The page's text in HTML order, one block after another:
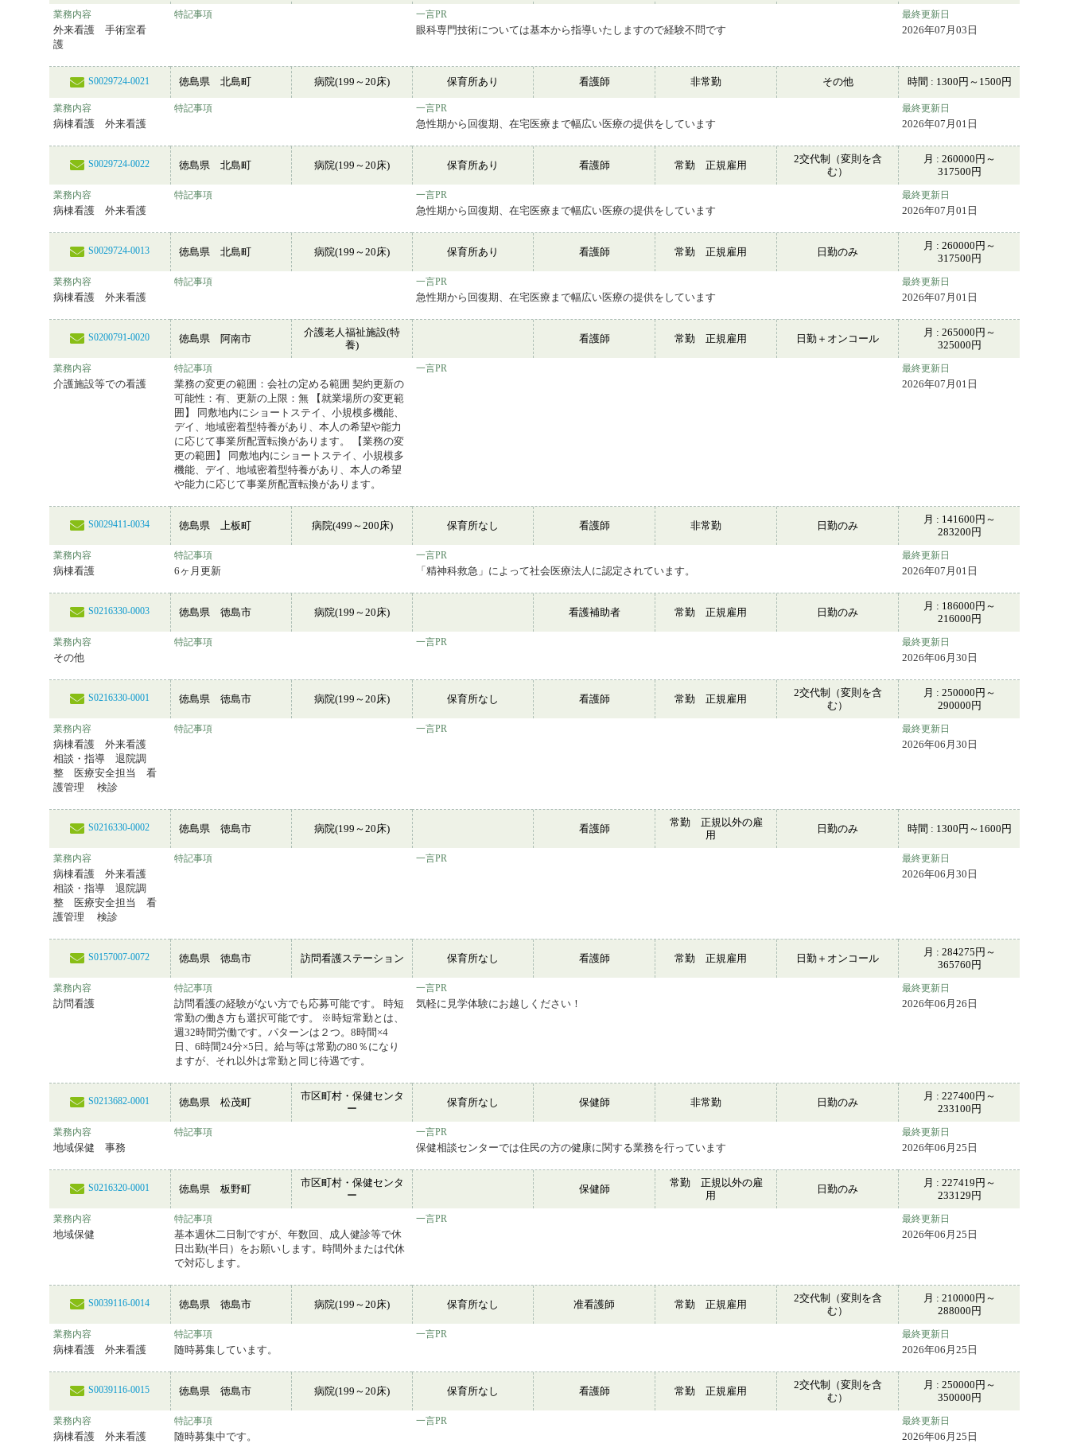
業務内容
外来看護 手術室看
護
特記事項 一言PR
眼科専門技術については基本から指導いたしますので経験不問です
最終更新日
2026年07月03日
S0029724-0021 徳島県 北島町 病院(199～20床) 保育所あり 看護師 非常勤 その他 時間 : 1300円～1500円
業務内容
病棟看護 外来看護
特記事項 一言PR
急性期から回復期、在宅医療まで幅広い医療の提供をしています
最終更新日
2026年07月01日
S0029724-0022 徳島県 北島町 病院(199～20床) 保育所あり 看護師 常勤 正規雇用
2交代制（変則を含
む）
月 : 260000円～
317500円
業務内容
病棟看護 外来看護
特記事項 一言PR
急性期から回復期、在宅医療まで幅広い医療の提供をしています
最終更新日
2026年07月01日
S0029724-0013 徳島県 北島町 病院(199～20床) 保育所あり 看護師 常勤 正規雇用 日勤のみ
月 : 260000円～
317500円
業務内容
病棟看護 外来看護
特記事項 一言PR
急性期から回復期、在宅医療まで幅広い医療の提供をしています
最終更新日
2026年07月01日
S0200791-0020 徳島県 阿南市
介護老人福祉施設(特
養)
看護師 常勤 正規雇用 日勤＋オンコール
月 : 265000円～
325000円
業務内容
介護施設等での看護
特記事項
業務の変更の範囲：会社の定める範囲 契約更新の
可能性：有、更新の上限：無 【就業場所の変更範
囲】 同敷地内にショートステイ、小規模多機能、
デイ、地域密着型特養があり、本人の希望や能力
に応じて事業所配置転換があります。 【業務の変
更の範囲】 同敷地内にショートステイ、小規模多
機能、デイ、地域密着型特養があり、本人の希望
や能力に応じて事業所配置転換があります。
一言PR 最終更新日
2026年07月01日
S0029411-0034 徳島県 上板町 病院(499～200床) 保育所なし 看護師 非常勤 日勤のみ
月 : 141600円～
283200円
業務内容
病棟看護
特記事項
6ヶ月更新
一言PR
「精神科救急」によって社会医療法人に認定されています。
最終更新日
2026年07月01日
S0216330-0003 徳島県 徳島市 病院(199～20床) 看護補助者 常勤 正規雇用 日勤のみ
月 : 186000円～
216000円
業務内容
その他
特記事項 一言PR 最終更新日
2026年06月30日
S0216330-0001 徳島県 徳島市 病院(199～20床) 保育所なし 看護師 常勤 正規雇用
2交代制（変則を含
む）
月 : 250000円～
290000円
業務内容
病棟看護 外来看護
相談・指導 退院調
整 医療安全担当 看
護管理 検診
特記事項 一言PR 最終更新日
2026年06月30日
S0216330-0002 徳島県 徳島市 病院(199～20床) 看護師
常勤 正規以外の雇
用
日勤のみ 時間 : 1300円～1600円
業務内容
病棟看護 外来看護
相談・指導 退院調
整 医療安全担当 看
護管理 検診
特記事項 一言PR 最終更新日
2026年06月30日
S0157007-0072 徳島県 徳島市 訪問看護ステーション 保育所なし 看護師 常勤 正規雇用 日勤＋オンコール
月 : 284275円～
365760円
業務内容
訪問看護
特記事項
訪問看護の経験がない方でも応募可能です。 時短
常勤の働き方も選択可能です。 ※時短常勤とは、
週32時間労働です。パターンは２つ。8時間×4
日、6時間24分×5日。給与等は常勤の80％になり
ますが、それ以外は常勤と同じ待遇です。
一言PR
気軽に見学体験にお越しください！
最終更新日
2026年06月26日
S0213682-0001 徳島県 松茂町
市区町村・保健センタ
ー
保育所なし 保健師 非常勤 日勤のみ
月 : 227400円～
233100円
業務内容
地域保健 事務
特記事項 一言PR
保健相談センターでは住民の方の健康に関する業務を行っています
最終更新日
2026年06月25日
S0216320-0001 徳島県 板野町
市区町村・保健センタ
ー
保健師
常勤 正規以外の雇
用
日勤のみ
月 : 227419円～
233129円
業務内容
地域保健
特記事項
基本週休二日制ですが、年数回、成人健診等で休
日出勤(半日）をお願いします。時間外または代休
で対応します。
一言PR 最終更新日
2026年06月25日
S0039116-0014 徳島県 徳島市 病院(199～20床) 保育所なし 准看護師 常勤 正規雇用
2交代制（変則を含
む）
月 : 210000円～
288000円
業務内容
病棟看護 外来看護
特記事項
随時募集しています。
一言PR 最終更新日
2026年06月25日
S0039116-0015 徳島県 徳島市 病院(199～20床) 保育所なし 看護師 常勤 正規雇用
2交代制（変則を含
む）
月 : 250000円～
350000円
業務内容
病棟看護 外来看護
特記事項
随時募集中です。
一言PR 最終更新日
2026年06月25日